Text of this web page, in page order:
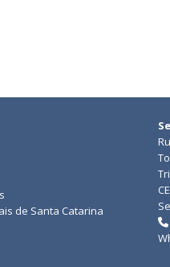
de Santa Catarina